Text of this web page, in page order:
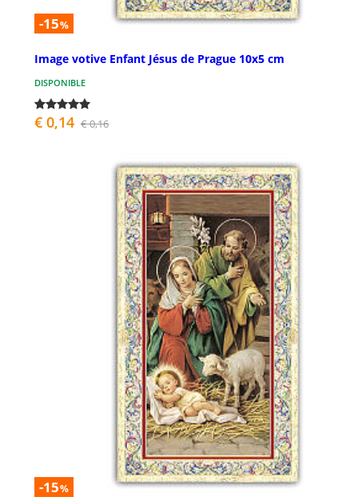
-15%
Image votive Enfant Jésus de Prague 10x5 cm
DISPONIBLE
€ 0,14 € 0,16
-15%